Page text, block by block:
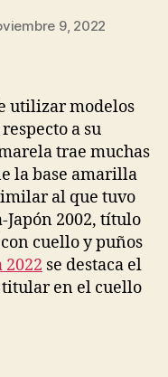
9, 2022
utilizar modelos
a su
trae muchas
la base amarilla
al que tuvo
Japón 2002, título
cuello y puños
se destaca el
en el cuello